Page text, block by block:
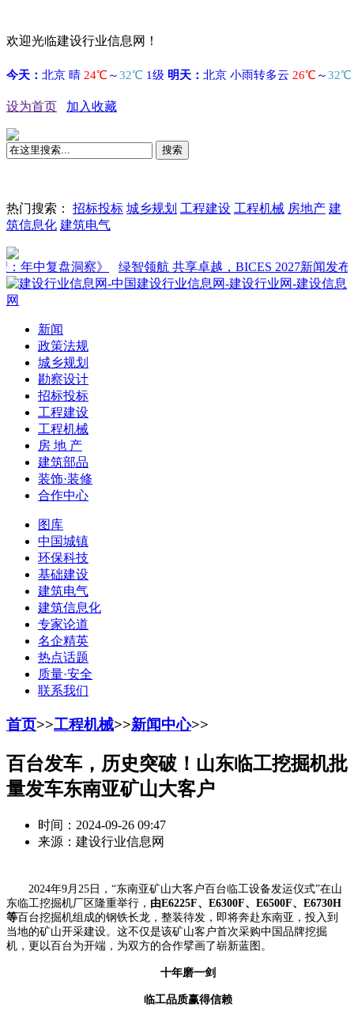
欢迎光临建设行业信息网！
设为首页 加入收藏
搜索
热门搜索： 招标投标 城乡规划 工程建设 工程机械 房地产 建
筑信息化 建筑电气
盘洞察》 绿智领航 共享卓越，BICES 2027新闻发布会在京
新闻
政策法规
城乡规划
勘察设计
招标投标
工程建设
工程机械
房 地 产
建筑部品
装饰·装修
合作中心
图库
中国城镇
环保科技
基础建设
建筑电气
建筑信息化
专家论道
名企精英
热点话题
质量·安全
联系我们
首页>>工程机械>>新闻中心>>
百台发车，历史突破！山东临工挖掘机批
量发车东南亚矿山大客户
时间：2024-09-26 09:47
来源：建设行业信息网
2024年9月25日，“东南亚矿山大客户百台临工设备发运仪式”在山
东临工挖掘机厂区隆重举行， 由E6225F、E6300F、E6500F、E6730H
等百台挖掘机组成的钢铁长龙，整装待发，即将奔赴东南亚，投入到
当地的矿山开采建设。这不仅是该矿山客户首次采购中国品牌挖掘
机，更以百台为开端，为双方的合作擘画了崭新蓝图。
十年磨一剑
临工品质赢得信赖